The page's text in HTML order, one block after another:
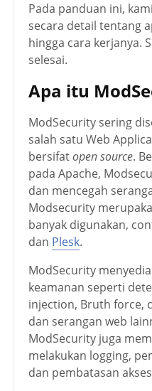
Pada panduan ini,
secara detail tentang
hingga cara kerjanya.
selesai.
Apa itu
ModSecurity sering
salah satu Web
bersifatopen source.
pada Apache,
dan mencegah
Modsecurity
banyak digunakan,
dan Plesk.
ModSecurity
keamanan seperti
injection, Bruth force,
dan serangan web
ModSecurity juga
melakukan logging,
dan pembatasan